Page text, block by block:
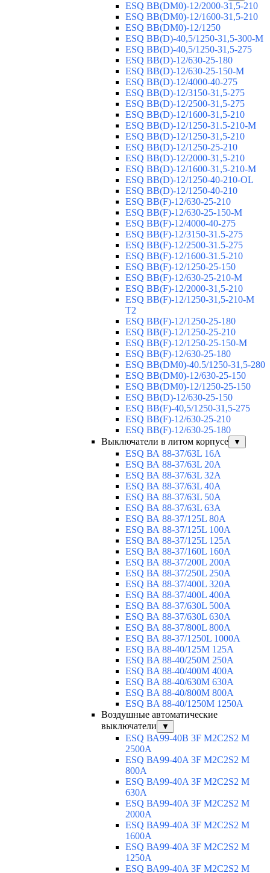
ESQ ВВ(DM0)-12/2000-31,5-210
ESQ ВВ(DM0)-12/1600-31,5-210
ESQ ВВ(DM0)-12/1250
ESQ ВВ(D)-40,5/1250-31,5-300-М
ESQ ВВ(D)-40,5/1250-31,5-275
ESQ ВВ(D)-12/630-25-180
ESQ ВВ(D)-12/630-25-150-М
ESQ ВВ(D)-12/4000-40-275
ESQ ВВ(D)-12/3150-31,5-275
ESQ ВВ(D)-12/2500-31,5-275
ESQ ВВ(D)-12/1600-31,5-210
ESQ ВВ(D)-12/1250-31.5-210-М
ESQ ВВ(D)-12/1250-31,5-210
ESQ ВВ(D)-12/1250-25-210
ESQ BB(D)-12/2000-31,5-210
ESQ BB(D)-12/1600-31,5-210-М
ESQ BB(D)-12/1250-40-210-OL
ESQ BB(D)-12/1250-40-210
ESQ ВВ(F)-12/630-25-210
ESQ ВВ(F)-12/630-25-150-М
ESQ ВВ(F)-12/4000-40-275
ESQ ВВ(F)-12/3150-31.5-275
ESQ ВВ(F)-12/2500-31.5-275
ESQ ВВ(F)-12/1600-31.5-210
ESQ ВВ(F)-12/1250-25-150
ESQ BB(F)-12/630-25-210-М
ESQ BB(F)-12/2000-31,5-210
ESQ BB(F)-12/1250-31,5-210-М
T2
ESQ BB(F)-12/1250-25-180
ESQ ВВ(F)-12/1250-25-210
ESQ ВВ(F)-12/1250-25-150-М
ESQ BB(F)-12/630-25-180
ESQ ВВ(DM0)-40.5/1250-31,5-280
ESQ ВВ(DM0)-12/630-25-150
ESQ ВВ(DM0)-12/1250-25-150
ESQ BB(D)-12/630-25-150
ESQ ВВ(F)-40,5/1250-31,5-275
ESQ ВВ(F)-12/630-25-210
ESQ ВВ(F)-12/630-25-180
Выключатели в литом корпусе
▼
ESQ ВА 88-37/63L 16A
ESQ ВА 88-37/63L 20A
ESQ ВА 88-37/63L 32A
ESQ ВА 88-37/63L 40A
ESQ ВА 88-37/63L 50A
ESQ ВА 88-37/63L 63A
ESQ ВА 88-37/125L 80A
ESQ ВА 88-37/125L 100A
ESQ ВА 88-37/125L 125A
ESQ ВА 88-37/160L 160A
ESQ ВА 88-37/200L 200A
ESQ ВА 88-37/250L 250A
ESQ ВА 88-37/400L 320A
ESQ ВА 88-37/400L 400A
ESQ ВА 88-37/630L 500A
ESQ ВА 88-37/630L 630A
ESQ ВА 88-37/800L 800A
ESQ ВА 88-37/1250L 1000A
ESQ BA 88-40/125M 125A
ESQ BA 88-40/250M 250A
ESQ BA 88-40/400M 400A
ESQ BA 88-40/630М 630A
ESQ BA 88-40/800M 800A
ESQ BA 88-40/1250М 1250A
Воздушные автоматические
выключатели
▼
ESQ ВА99-40B 3F M2C2S2 M
2500A
ESQ ВА99-40A 3F M2C2S2 М
800A
ESQ ВА99-40A 3F M2C2S2 М
630A
ESQ ВА99-40A 3F M2C2S2 М
2000A
ESQ ВА99-40A 3F M2C2S2 М
1600A
ESQ ВА99-40A 3F M2C2S2 М
1250A
ESQ ВА99-40A 3F M2C2S2 М